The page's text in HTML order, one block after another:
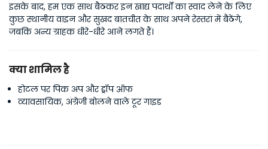
इसके बाद, हम एक साथ बैठकर इन खाद्य पदार्थों का स्वाद लेने के लिए
कुछ स्थानीय वाइन और सुखद बातचीत के साथ अपने रेस्तरां में बैठेंगे,
जबकि अन्य ग्राहक धीरे-धीरे आने लगते हैं।
क्या शामिल है
होटल पर पिक अप और ड्रॉप ऑफ
व्यावसायिक, अंग्रेजी बोलने वाले टूर गाइड